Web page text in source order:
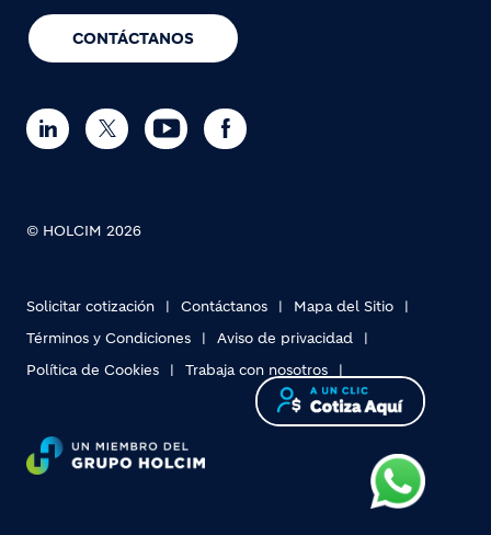
CONTÁCTANOS
Footer bottom
© HOLCIM 2026
Solicitar cotización Contáctanos
Mapa del Sitio
Términos y Condiciones
Aviso de privacidad
Política de Cookies
Trabaja con nosotros